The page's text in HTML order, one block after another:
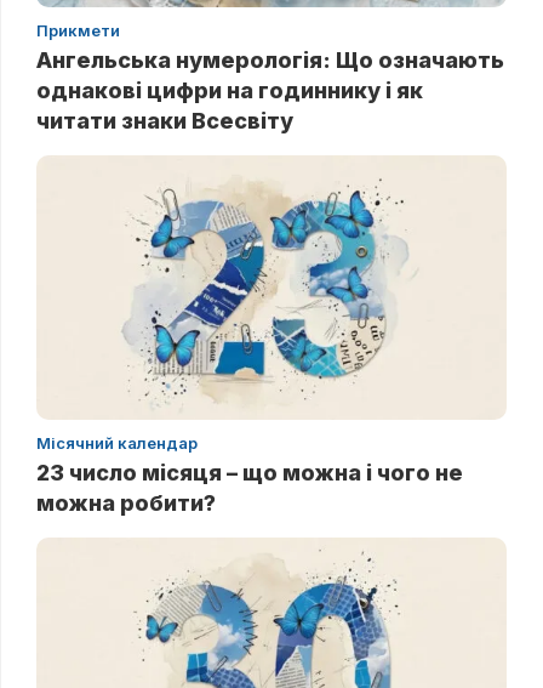
Прикмети
Ангельська нумерологія: Що означають
однакові цифри на годиннику і як
читати знаки Всесвіту
Місячний календар
23 число місяця – що можна і чого не
можна робити?